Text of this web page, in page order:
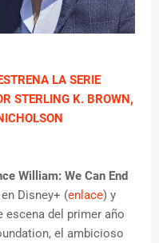
LA SERIE
STERLING K. BROWN,
William: We Can End
Disney+ (enlace) y
escena del primer año
el ambicioso